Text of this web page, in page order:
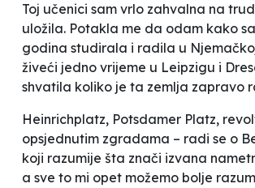
Toj učenici sam vrlo zahvalna na
uložila. Potakla me da odam kako
godina studirala i radila u
živeći jedno vrijeme u Leipzigu i
shvatila koliko je ta zemlja zapravo
Heinrichplatz, Potsdamer Platz,
opsjednutim zgradama – radi se o
koji razumije šta znači izvana
a sve to mi opet možemo bolje